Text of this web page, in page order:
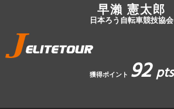
早瀨 憲太郎
日本ろう自転車競技協会
獲得ポイント 92pts